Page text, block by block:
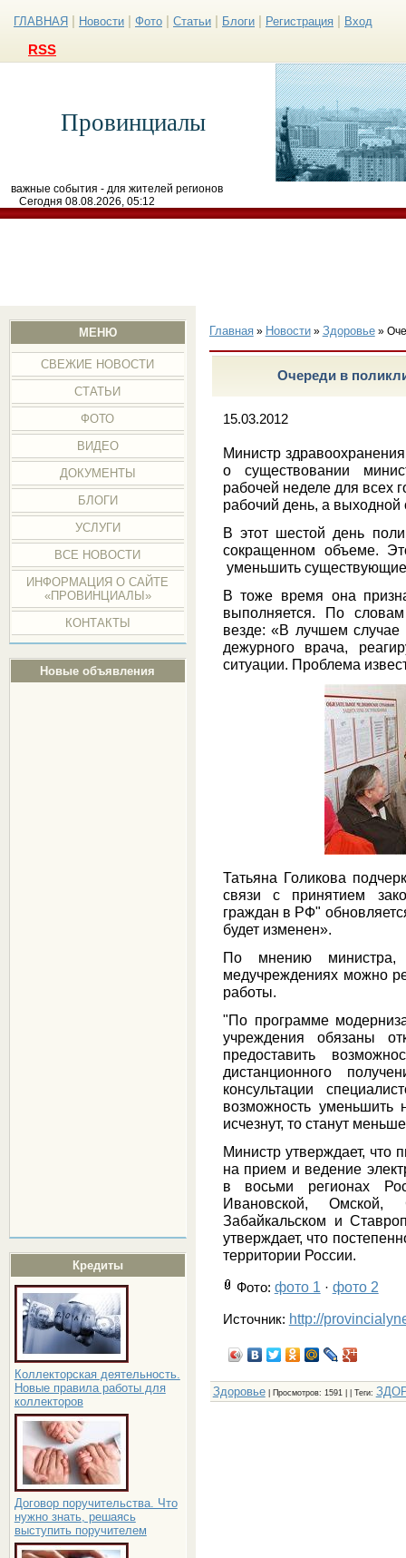
ГЛАВНАЯ Новости Фото Статьи Блоги Регистрация Вход
RSS
Провинциалы
важные события - для жителей регионов
Сегодня 08.08.2026, 05:12
МЕНЮ
СВЕЖИЕ НОВОСТИ
СТАТЬИ
ФОТО
ВИДЕО
ДОКУМЕНТЫ
БЛОГИ
УСЛУГИ
ВСЕ НОВОСТИ
ИНФОРМАЦИЯ О САЙТЕ
«ПРОВИНЦИАЛЫ»
КОНТАКТЫ
Новые объявления
Кредиты
Коллекторская деятельность.
Новые правила работы для
коллекторов
Договор поручительства. Что
нужно знать, решаясь
выступить поручителем
Главная» Новости» Здоровье»
Очереди в
15.03.2012
Министр
о существовании
рабочей неделе для всех
рабочий день, а
В этот шестой день
сокращенном объеме.
уменьшить
В тоже время она
выполняется. По
везде: «В лучшем случае
дежурного врача,
ситуации. Проблема
Татьяна Голикова
связи с принятием
граждан в РФ"
будет изменен».
По мнению
медучреждениях можно
работы.
"По программе
учреждения обязаны
предоставить
дистанционного
консультации
возможность уменьшить
исчезнут, то станут
Министр утверждает, что
на прием и ведение
в восьми регионах
Ивановской, Омской,
Забайкальском и
утверждает, что
территории России.
Фото: фото 1 · фото 2
Источник: http://
Здоровье| Просмотров: 1591 | | Теги: